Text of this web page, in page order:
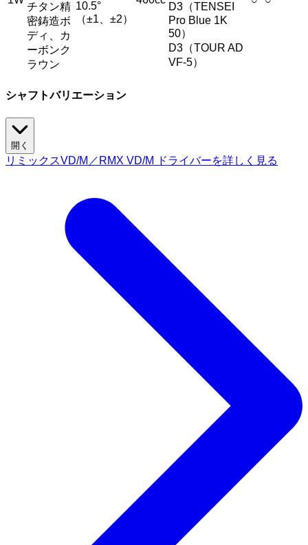
チタン精
密鋳造ボ
ディ、カ
ーボンク
ラウン
10.5°
（±1、±2）
D3（TENSEI
Pro Blue 1K
50）
D3（TOUR AD
VF-5）
シャフトバリエーション
開く
リミックスVD/M／RMX VD/M ドライバーを詳しく見る